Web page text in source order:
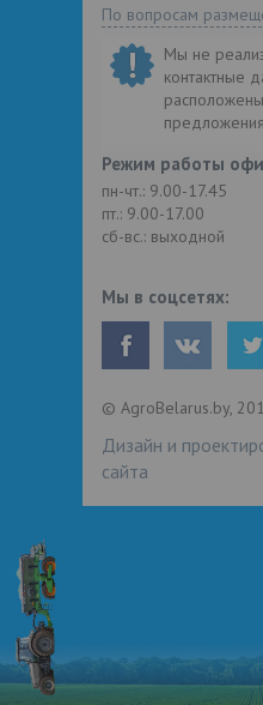
По вопросам
Мы не
контактные
Режим работы
пн-чт.: 9.00-17.45
пт.: 9.00-17.00
сб-вс.: выходной
Мы в соцсетях:
© AgroBelarus.by,
Дизайн и
сайта